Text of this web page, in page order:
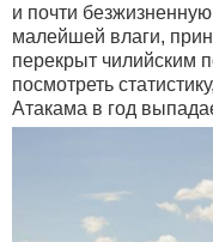
и почти
малейшей влаги,
перекрыт чилийским
посмотреть
Атакама в год